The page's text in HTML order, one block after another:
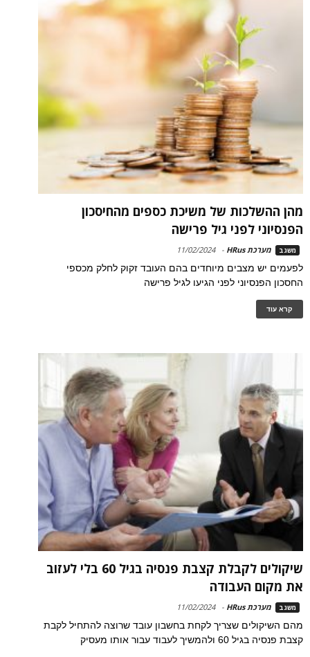
מהן ההשלכות של משיכת כספים מהחיסכון
הפנסיוני לפני גיל פרישה
משגב מערכת HRus -
11/02/2024
לפעמים יש מצבים מיוחדים בהם העובד זקוק לחלק מכספי
החסכון הפנסיוני לפני הגיעו לגיל פרישה
קרא עוד
שיקולים לקבלת קצבת פנסיה בגיל 60 בלי לעזוב
את מקום העבודה
משגב מערכת HRus -
11/02/2024
מהם השיקולים שצריך לקחת בחשבון עובד שרוצה להתחיל לקבת
קצבת פנסיה בגיל 60 ולהמשיך לעבוד עבור אותו מעסיק